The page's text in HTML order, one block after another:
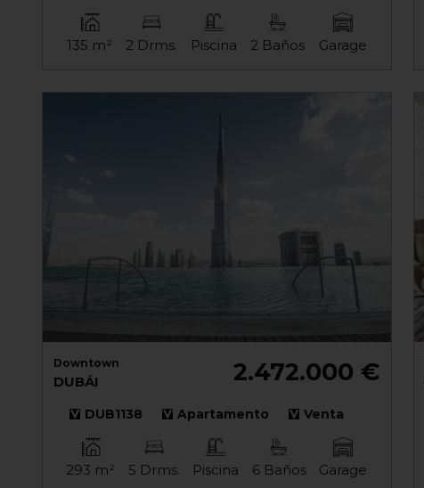
135 m² 2 Drms. Piscina 2 Baños Garage
Downtown
DUBÁI 2.472.000 €
DUB1138 Apartamento Venta
293 m² 5 Drms. Piscina 6 Baños Garage